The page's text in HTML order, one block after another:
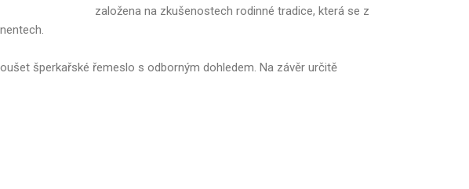
založena na zkušenostech rodinné tradice, která se z
šperkařské řemeslo s odborným dohledem. Na závěr určitě